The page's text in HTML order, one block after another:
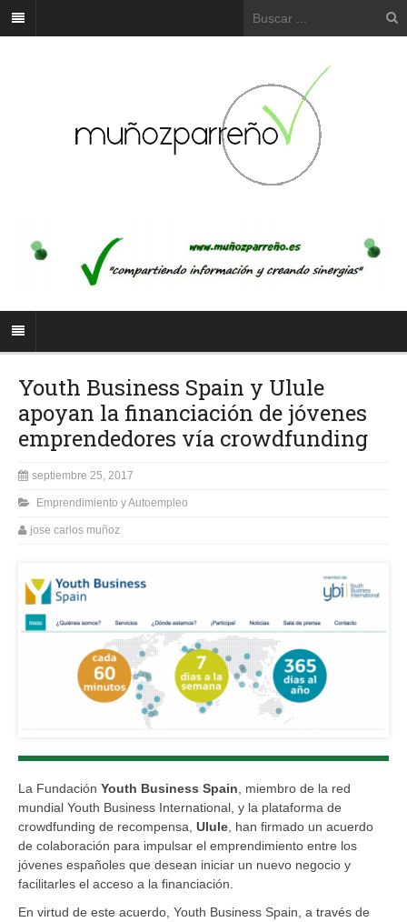
Youth Business Spain y Ulule
apoyan la financiación de jóvenes
emprendedores vía crowdfunding
septiembre 25, 2017
Emprendimiento y Autoempleo
jose carlos muñoz
La Fundación Youth Business Spain , miembro de la red
mundial Youth Business International, y la plataforma de
crowdfunding de recompensa, Ulule , han firmado un acuerdo
de colaboración para impulsar el emprendimiento entre los
jóvenes españoles que desean iniciar un nuevo negocio y
facilitarles el acceso a la financiación.
En virtud de este acuerdo, Youth Business Spain, a través de